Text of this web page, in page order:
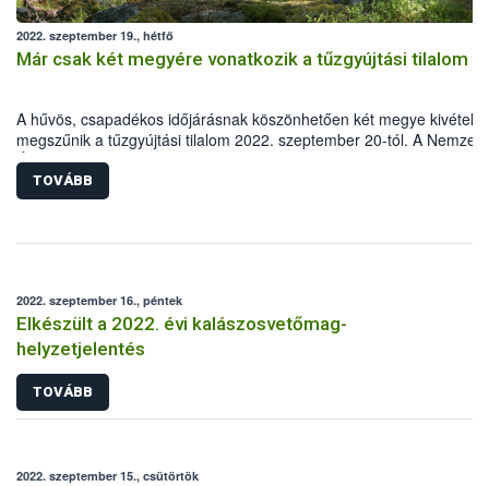
2022. szeptember 19., hétfő
Már csak két megyére vonatkozik a tűzgyújtási tilalom
A hűvös, csapadékos időjárásnak köszönhetően két megye
megszűnik a tűzgyújtási tilalom 2022. szeptember 20-tól. A Nemzeti
Élelmiszerlánc-biztonsági Hivatal (Nébih) felhívja a lakosság
hogy legyenek fokozottan körültekintőek, Magyarországon ugyanis
erdőtüzek 99 százalékát emberi mulasztás okozza.
TOVÁBB
2022. szeptember 16., péntek
Elkészült a 2022. évi kalászosvetőmag-
helyzetjelentés
TOVÁBB
2022. szeptember 15., csütörtök